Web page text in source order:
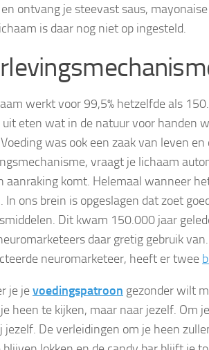
ontvang je steevast saus,
is daar nog niet op ingesteld.
werkt voor 99,5% hetzelfde als
uit eten wat in de natuur voor handen
was ook een zaak van leven
vraagt je lichaam
aanraking komt. Helemaal wanneer
In ons brein is opgeslagen dat zoet
Dit kwam 150.000 jaar
daar gretig gebruik van.
neuromarketeer, heeft er twee
je jevoedingspatroon gezonder wilt
heen te kijken, maar naar jezelf. Om
jezelf. De verleidingen om je heen